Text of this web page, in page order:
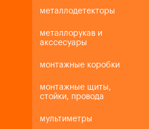
металлодетекторы
металлорукав и
акссесуары
монтажные коробки
монтажные щиты,
стойки, провода
мультиметры